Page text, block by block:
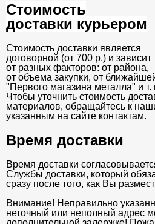
Стоимость
доставки курьером
Стоимость доставки является
договорной (от 700 р.) и зависит
от разных факторов: от района,
от объема закупки, от
"Первого магазина металла" и т.
Чтобы уточнить стоимость
материалов, обращайтесь к
указанным на сайте контактам.
Время доставки
Время доставки
Службы доставки, который
сразу после того, как Вы
Внимание! Неправильно
неточный или неполный адрес